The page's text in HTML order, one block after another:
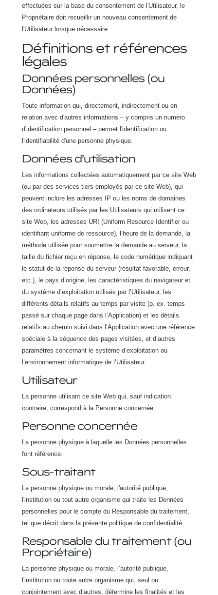
effectuées sur la base du consentement de l'Utilisateur, le
Propriétaire doit recueillir un nouveau consentement de
l'Utilisateur lorsque nécessaire.
Définitions et références
légales
Données personnelles (ou
Données)
Toute information qui, directement, indirectement ou en
relation avec d'autres informations – y compris un numéro
d'identification personnel – permet l'identification ou
l'identifiabilité d'une personne physique.
Données d’utilisation
Les informations collectées automatiquement par ce site Web
(ou par des services tiers employés par ce site Web), qui
peuvent inclure les adresses IP ou les noms de domaines
des ordinateurs utilisés par les Utilisateurs qui utilisent ce
site Web, les adresses URI (Uniform Resource Identifier ou
identifiant uniforme de ressource), l’heure de la demande, la
méthode utilisée pour soumettre la demande au serveur, la
taille du fichier reçu en réponse, le code numérique indiquant
le statut de la réponse du serveur (résultat favorable, erreur,
etc.), le pays d’origine, les caractéristiques du navigateur et
du système d’exploitation utilisés par l’Utilisateur, les
différents détails relatifs au temps par visite (p. ex. temps
passé sur chaque page dans l’Application) et les détails
relatifs au chemin suivi dans l’Application avec une référence
spéciale à la séquence des pages visitées, et d’autres
paramètres concernant le système d’exploitation ou
l’environnement informatique de l’Utilisateur.
Utilisateur
La personne utilisant ce site Web qui, sauf indication
contraire, correspond à la Personne concernée.
Personne concernée
La personne physique à laquelle les Données personnelles
font référence.
Sous-traitant
La personne physique ou morale, l'autorité publique,
l'institution ou tout autre organisme qui traite les Données
personnelles pour le compte du Responsable du traitement,
tel que décrit dans la présente politique de confidentialité.
Responsable du traitement (ou
Propriétaire)
La personne physique ou morale, l’autorité publique,
l'institution ou toute autre organisme qui, seul ou
conjointement avec d’autres, détermine les finalités et les